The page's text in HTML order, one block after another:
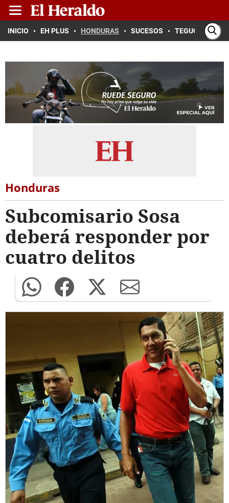
INICIO EH PLUS HONDURAS SUCESOS TEGUCIGALPA
Honduras
Subcomisario Sosa
deberá responder por
cuatro delitos